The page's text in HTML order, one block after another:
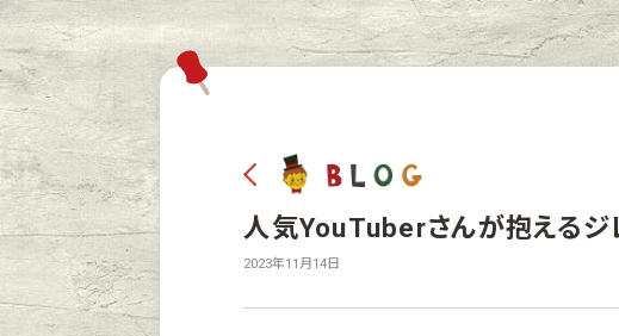
人気YouTuberさんが抱えるジ
2023年11月14日